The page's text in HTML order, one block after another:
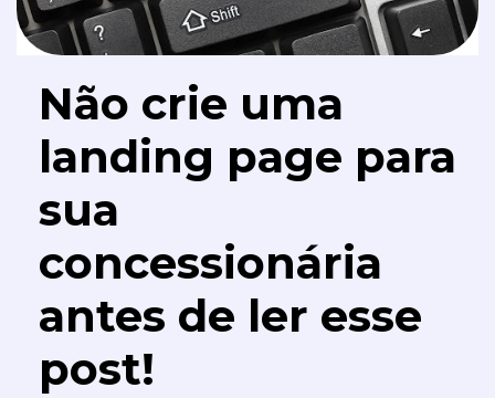
Não crie uma
landing page para
sua
concessionária
antes de ler esse
post!